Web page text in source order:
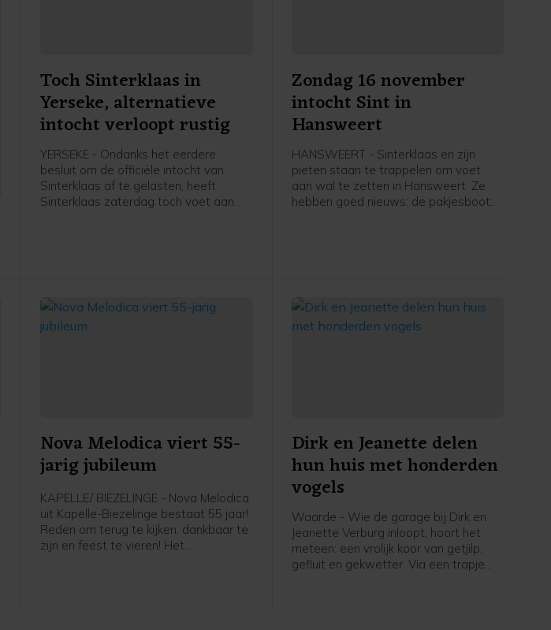
Toch Sinterklaas in
Yerseke, alternatieve
intocht verloopt rustig
YERSEKE - Ondanks het eerdere
besluit om de officiële intocht van
Sinterklaas af te gelasten, heeft
Sinterklaas zaterdag toch voet aan
Zondag 16 november
intocht Sint in
Hansweert
HANSWEERT - Sinterklaas en zijn
pieten staan te trappelen om voet
aan wal te zetten in Hansweert. Ze
hebben goed nieuws: de pakjesboot
verwelkomen met de bekende
sinterklaas-meezingers.
Nova Melodica viert 55-
jarig jubileum
KAPELLE/ BIEZELINGE - Nova Melodica
uit Kapelle-Biezelinge bestaat 55 jaar!
Reden om terug te kijken, dankbaar te
zijn en feest te vieren! Het
Dirk en Jeanette delen
hun huis met honderden
vogels
Waarde - Wie de garage bij Dirk en
Jeanette Verburg inloopt, hoort het
meteen: een vrolijk koor van getjilp,
gefluit en gekwetter. Via een trapje